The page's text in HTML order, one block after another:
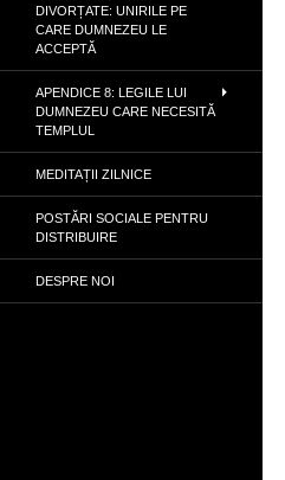
DIVORȚATE: UNIRILE PE
CARE DUMNEZEU LE
ACCEPTĂ
APENDICE 8: LEGILE LUI
DUMNEZEU CARE NECESITĂ
TEMPLUL
MEDITAȚII ZILNICE
POSTĂRI SOCIALE PENTRU
DISTRIBUIRE
DESPRE NOI